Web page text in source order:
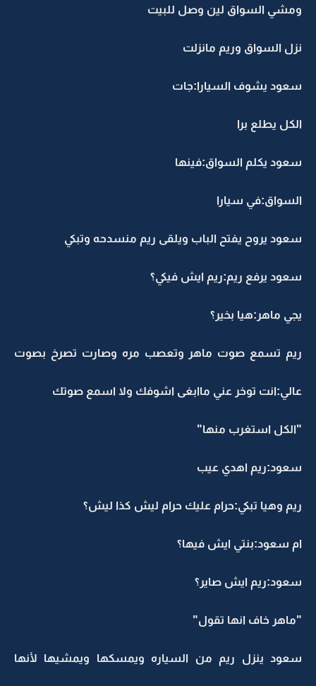
ومشي السواق لين وصل للبيت
نزل السواق وريم مانزلت
سعود يشوف السيارا:جات
الكل يطلع برا
سعود يكلم السواق:فينها
السواق:في سيارا
سعود يروح يفتح الباب ويلقى ريم منسدحه وتبكي
سعود يرفع ريم:ريم ايش فيكي؟
يجي ماهر:هيا بخير؟
ريم تسمع صوت ماهر وتعصب مره وصارت تصرخ بصوت
عالي:انت توخر عني ماابغى اشوفك ولا اسمع صوتك
"الكل استغرب منها"
سعود:ريم اهدي عيب
ريم وهيا تبكي:حرام عليك حرام ليش كذا ليش؟
ام سعود:بنتي ايش فيها؟
سعود:ريم ايش صاير؟
"ماهر خاف انها تقول"
سعود ينزل ريم من السياره ويمسكها ويمشيها لأنها